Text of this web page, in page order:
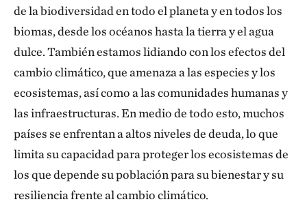
de la biodiversidad en todo el planeta y en todos los
biomas, desde los océanos hasta la tierra y el agua
dulce. También estamos lidiando con los efectos del
cambio climático, que amenaza a las especies y los
ecosistemas, así como a las comunidades humanas y
las infraestructuras. En medio de todo esto, muchos
países se enfrentan a altos niveles de deuda, lo que
limita su capacidad para proteger los ecosistemas de
los que depende su población para su bienestar y su
resiliencia frente al cambio climático.